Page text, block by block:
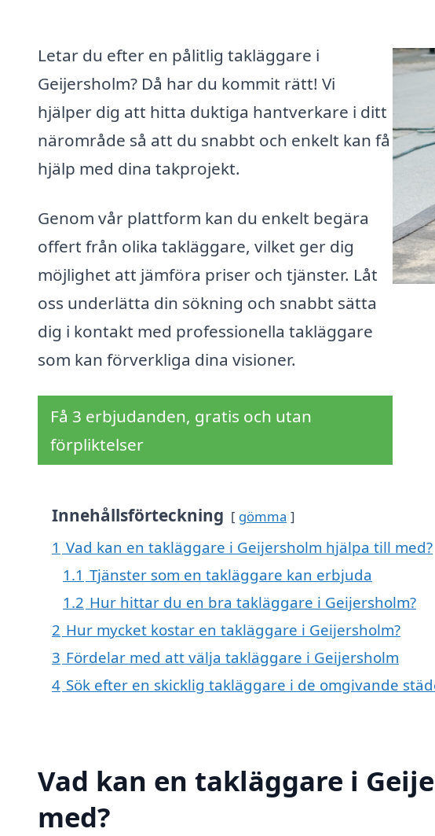
Letar du efter en pålitlig takläggare i
Geijersholm? Då har du kommit rätt! Vi
hjälper dig att hitta duktiga hantverkare i ditt
närområde så att du snabbt och enkelt kan få
hjälp med dina takprojekt.
Genom vår plattform kan du enkelt begära
offert från olika takläggare, vilket ger dig
möjlighet att jämföra priser och tjänster. Låt
oss underlätta din sökning och snabbt sätta
dig i kontakt med professionella takläggare
som kan förverkliga dina visioner.
Få 3 erbjudanden, gratis och utan
förpliktelser
Innehållsförteckning gömma
1 Vad kan en takläggare i Geijersholm hjälpa till med?
1.1 Tjänster som en takläggare kan erbjuda
1.2 Hur hittar du en bra takläggare i Geijersholm?
2 Hur mycket kostar en takläggare i Geijersholm?
3 Fördelar med att välja takläggare i Geijersholm
4 Sök efter en skicklig takläggare i de omgivande
Vad kan en takläggare i
med?